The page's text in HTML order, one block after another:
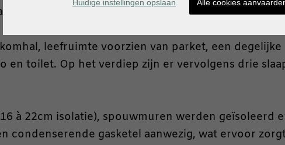
bij de renovatie, waardoor er kwalitatieve
leefruimte voorzien van parket, een
en toilet. Op het verdiep zijn er vervolgens drie
à 22cm isolatie), spouwmuren werden geïsoleerd
condenserende gasketel aanwezig, wat ervoor
Huidige instellingen opslaan Alle cookies